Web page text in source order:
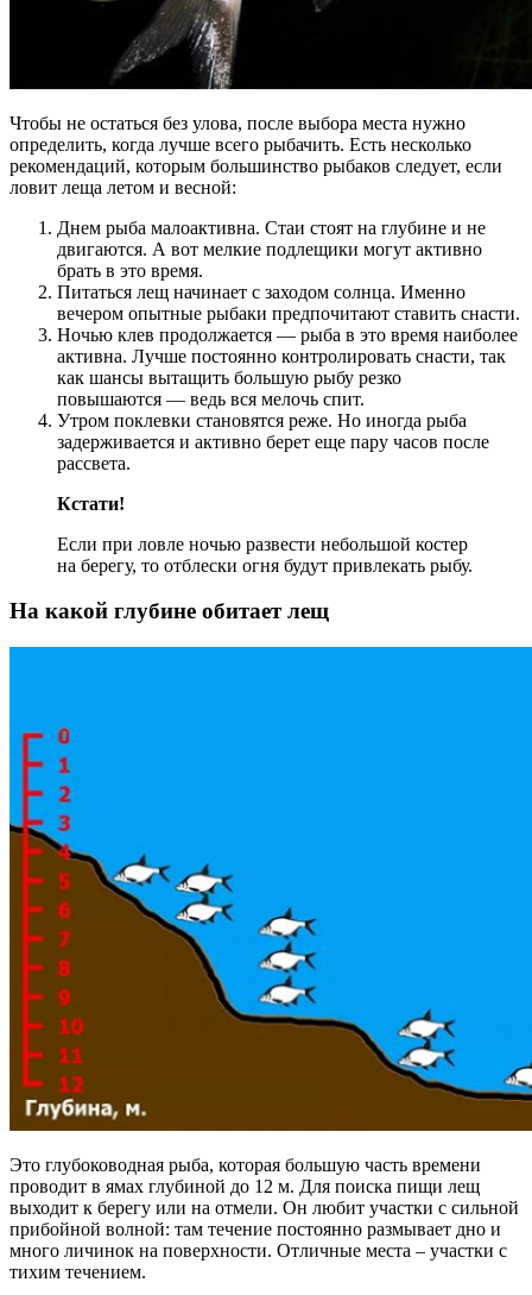
Чтобы не остаться без улова, после выбора места нужно
определить, когда лучше всего рыбачить. Есть несколько
рекомендаций, которым большинство рыбаков следует, если
ловит леща летом и весной:
Днем рыба малоактивна. Стаи стоят на глубине и не
двигаются. А вот мелкие подлещики могут активно
брать в это время.
Питаться лещ начинает с заходом солнца. Именно
вечером опытные рыбаки предпочитают ставить снасти.
Ночью клев продолжается — рыба в это время наиболее
активна. Лучше постоянно контролировать снасти, так
как шансы вытащить большую рыбу резко
повышаются — ведь вся мелочь спит.
Утром поклевки становятся реже. Но иногда рыба
задерживается и активно берет еще пару часов после
рассвета.
Кстати!
Если при ловле ночью развести небольшой костер
на берегу, то отблески огня будут привлекать рыбу.
На какой глубине обитает лещ
Это глубоководная рыба, которая большую часть времени
проводит в ямах глубиной до 12 м. Для поиска пищи лещ
выходит к берегу или на отмели. Он любит участки с сильной
прибойной волной: там течение постоянно размывает дно и
много личинок на поверхности. Отличные места – участки с
тихим течением.